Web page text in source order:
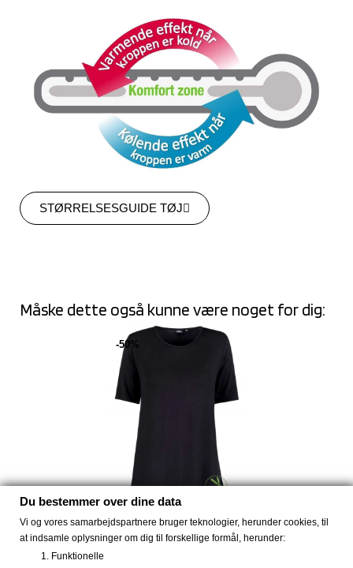
STØRRELSESGUIDE TØJ
Måske dette også kunne være noget for dig:
Str. XS bambus dame T-
shirt...
-50%
Du bestemmer over dine data
Vi og vores samarbejdspartnere bruger teknologier, herunder cookies, til
at indsamle oplysninger om dig til forskellige formål, herunder:
Funktionelle